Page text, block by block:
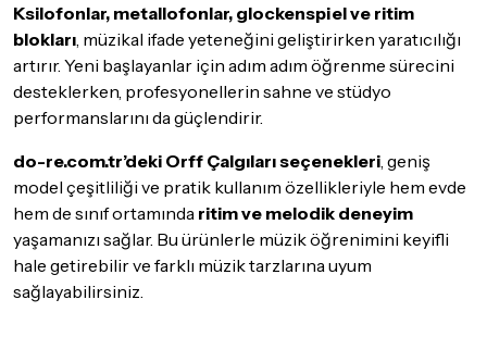
Ksilofonlar, metallofonlar, glockenspiel ve ritim
blokları , müzikal ifade yeteneğini geliştirirken yaratıcılığı
artırır. Yeni başlayanlar için adım adım öğrenme sürecini
desteklerken, profesyonellerin sahne ve stüdyo
performanslarını da güçlendirir.
do-re.com.tr’deki Orff Çalgıları seçenekleri , geniş
model çeşitliliği ve pratik kullanım özellikleriyle hem evde
hem de sınıf ortamında ritim ve melodik deneyim
yaşamanızı sağlar. Bu ürünlerle müzik öğrenimini keyifli
hale getirebilir ve farklı müzik tarzlarına uyum
sağlayabilirsiniz.